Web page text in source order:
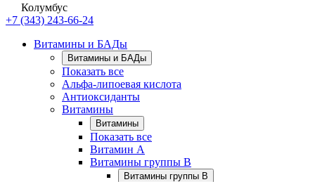
Колумбус
+7 (343) 243-66-24
Витамины и БАДы
Витамины и БАДы
Показать все
Альфа-липоевая кислота
Антиоксиданты
Витамины
Витамины
Показать все
Витамин A
Витамины группы B
Витамины группы B